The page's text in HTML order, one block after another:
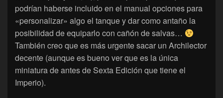
podrían haberse incluido en el manual opciones para
«personalizar» algo el tanque y dar como antaño la
posibilidad de equiparlo con cañón de salvas…
También creo que es más urgente sacar un Archilector
decente (aunque es bueno ver que es la única
miniatura de antes de Sexta Edición que tiene el
Imperio).